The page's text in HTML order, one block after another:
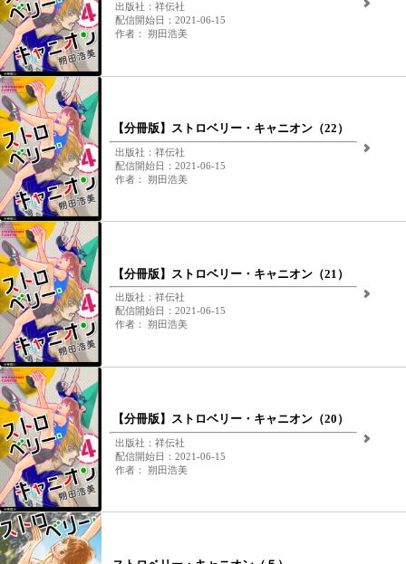
出版社：祥伝社
配信開始日：2021-06-15
作者： 朔田浩美
【分冊版】ストロベリー・キャニオン（22）
出版社：祥伝社
配信開始日：2021-06-15
作者： 朔田浩美
【分冊版】ストロベリー・キャニオン（21）
出版社：祥伝社
配信開始日：2021-06-15
作者： 朔田浩美
【分冊版】ストロベリー・キャニオン（20）
出版社：祥伝社
配信開始日：2021-06-15
作者： 朔田浩美